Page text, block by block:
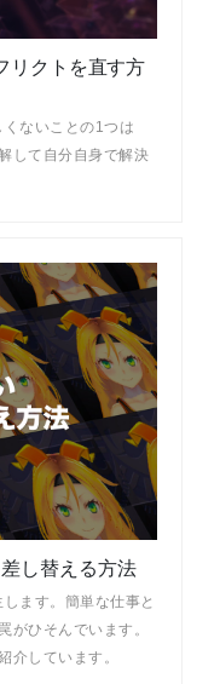
リクトを直す方
ないことの1つは
して自分自身で解決
し替える方法
ます。簡単な仕事と
がひそんでいます。
介しています。